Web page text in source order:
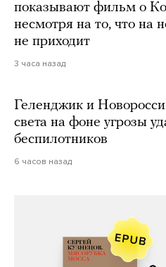
показывают фильм о
несмотря на то, что на
не приходит
3 часа назад
Геленджик и
света на фоне угрозы
беспилотников
6 часов назад